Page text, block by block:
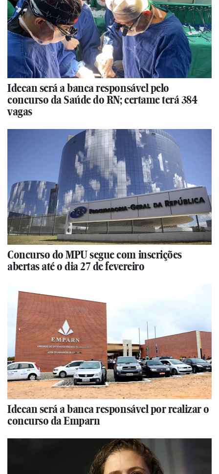
Idecan será a banca responsável pelo
concurso da Saúde do RN; certame terá 384
vagas
Concurso do MPU segue com inscrições
abertas até o dia 27 de fevereiro
Idecan será a banca responsável por realizar o
concurso da Emparn